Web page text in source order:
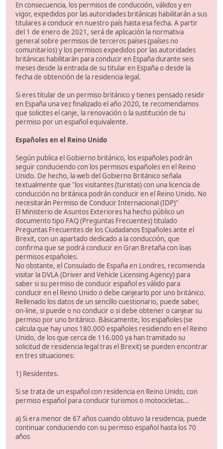
En consecuencia, los permisos de conducción, válidos y en
vigor, expedidos por las autoridades británicas habilitarán a sus
titulares a conducir en nuestro país hasta esa fecha. A partir
del 1 de enero de 2021, será de aplicación la normativa
general sobre permisos de terceros países (países no
comunitarios) y los permisos expedidos por las autoridades
británicas habilitarán para conducir en España durante seis
meses desde la entrada de su titular en España o desde la
fecha de obtención de la residencia legal.
Si eres titular de un permiso británico y tienes pensado residir
en España una vez finalizado el año 2020, te recomendamos
que solicites el canje, la renovación o la sustitución de tu
permiso por un español equivalente.
Españoles en el Reino Unido
Según publica el Gobierno británico, los españoles podrán
seguir conduciendo con los permisos españoles en el Reino
Unido. De hecho, la web del Gobierno Británico señala
textualmente que "los visitantes (turistas) con una licencia de
conducción no británica podrán conducir en el Reino Unido. No
necesitarán Permiso de Conducir Internacional (IDP)"
El Ministerio de Asuntos Exteriores ha hecho público un
documento tipo FAQ (Preguntas Frecuentes) titulado
Preguntas Frecuentes de los Ciudadanos Españoles ante el
Brexit, con un apartado dedicado a la conducción, que
confirma que se podrá conducir en Gran Bretaña con loas
permisos españoles.
No obstante, el Consulado de España en Londres, recomienda
visitar la DVLA (Driver and Vehicle Licensing Agency) para
saber si su permiso de conducir español es válido para
conducir en el Reino Unido o debe canjearlo por uno británico.
Rellenado los datos de un sencillo cuestionario, puede saber,
on-line, si puede o no conducir o si debe obtener o canjear su
permiso por uno británico. Básicamente, los españoles (se
calcula que hay unos 180.000 españoles residiendo en el Reino
Unido, de los que cerca de 116.000 ya han tramitado su
solicitud de residencia legal tras el Brexit) se pueden encontrar
en tres situaciones:
1) Residentes.
Si se trata de un español con residencia en Reino Unido, con
permiso español para conducir turismos o motocicletas...
a) Si era menor de 67 años cuando obtuvo la residencia, puede
continuar conduciendo con su permiso español hasta los 70
años